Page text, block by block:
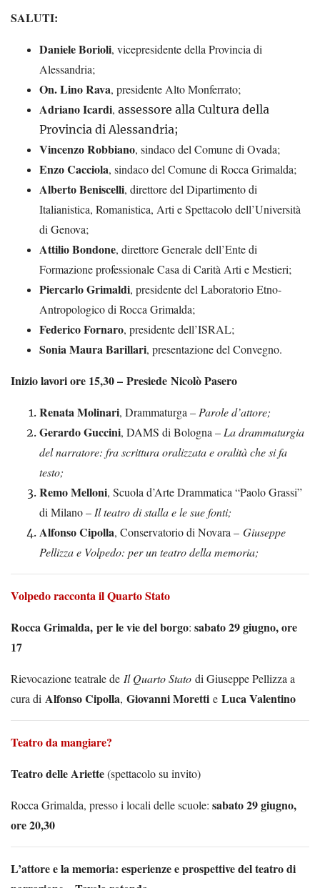
SALUTI:
Daniele Borioli, vicepresidente della Provincia di
Alessandria;
On. Lino Rava, presidente Alto Monferrato;
Adriano Icardi, assessore alla Cultura della
Provincia di Alessandria;
Vincenzo Robbiano, sindaco del Comune di Ovada;
Enzo Cacciola, sindaco del Comune di Rocca Grimalda;
Alberto Beniscelli, direttore del Dipartimento di
Italianistica, Romanistica, Arti e Spettacolo dell’Università
di Genova;
Attilio Bondone, direttore Generale dell’Ente di
Formazione professionale Casa di Carità Arti e Mestieri;
Piercarlo Grimaldi, presidente del Laboratorio Etno-
Antropologico di Rocca Grimalda;
Federico Fornaro, presidente dell’ISRAL;
Sonia Maura Barillari, presentazione del Convegno.
Inizio lavori ore 15,30 – Presiede Nicolò Pasero
Renata Molinari, Drammaturga –Parole d’attore;
Gerardo Guccini, DAMS di Bologna –La drammaturgia
del narratore: fra scrittura oralizzata e oralità che si fa
testo;
Remo Melloni, Scuola d’Arte Drammatica “Paolo Grassi”
di Milano –Il teatro di stalla e le sue fonti;
Alfonso Cipolla, Conservatorio di Novara – Giuseppe
Pellizza e Volpedo: per un teatro della memoria;
Volpedo racconta il Quarto Stato
Rocca Grimalda, per le vie del borgo: sabato 29 giugno, ore
17
Rievocazione teatrale de Il Quarto Stato di Giuseppe Pellizza a
cura di Alfonso Cipolla, Giovanni Moretti e Luca Valentino
Teatro da mangiare?
Teatro delle Ariette(spettacolo su invito)
Rocca Grimalda, presso i locali delle scuole: sabato 29 giugno,
ore 20,30
L’attore e la memoria: esperienze e prospettive del teatro di